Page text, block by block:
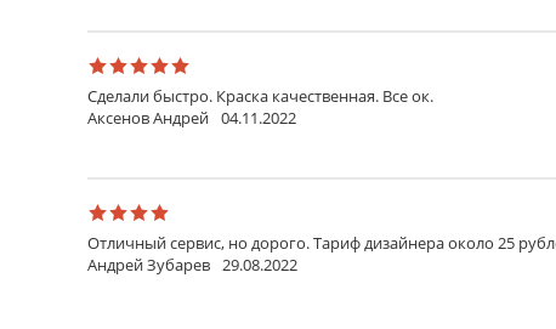
Сделали быстро. Краска качественная. Все ок.
Аксенов Андрей 04.11.2022
Отличный сервис, но дорого. Тариф дизайнера около 25
Андрей Зубарев 29.08.2022